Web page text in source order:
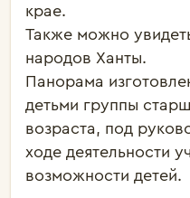
крае.
Также можно
народов Ханты.
Панорама
детьми группы
возраста, под
ходе деятельности
возможности детей.